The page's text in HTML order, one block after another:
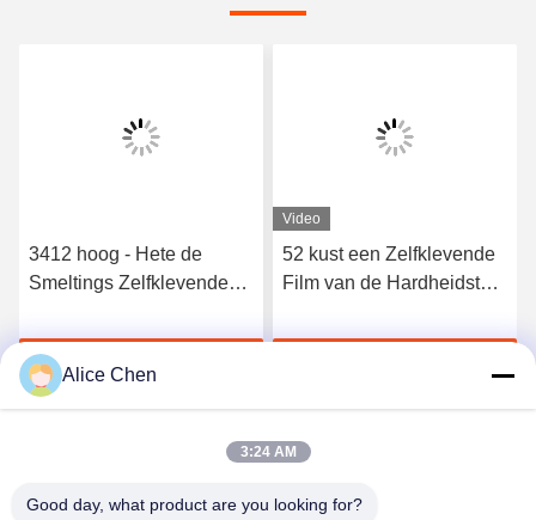
52 kust een Zelfklevende
Film van de Hardheidstpu
Naadloos Ondergoed
Krijg Beste Prijs
Video
Lage Temperatuur EVA
Hot Melt Adhesive Film
Metaal en Stof
Alice Chen
3:24 AM
Good day, what product are you looking for?